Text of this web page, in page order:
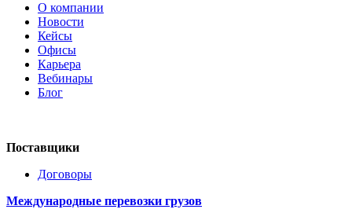
О компании
Новости
Кейсы
Офисы
Карьера
Вебинары
Блог
Поставщики
Договоры
Международные перевозки грузов